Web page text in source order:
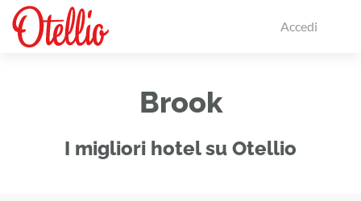
Accedi
Brook
I migliori hotel su Otellio